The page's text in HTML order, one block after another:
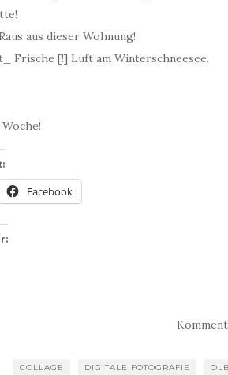
aus dieser Wohnung!
Frische [!] Luft am Winterschneesee.
Facebook
COLLAGE DIGITALE FOTOGRAFIE